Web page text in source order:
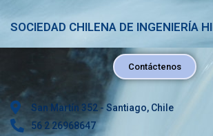
SOCIEDAD CHILENA DE INGENIERÍA
Contáctenos
San Martín 352 - Santiago, Chile
56 2 26968647